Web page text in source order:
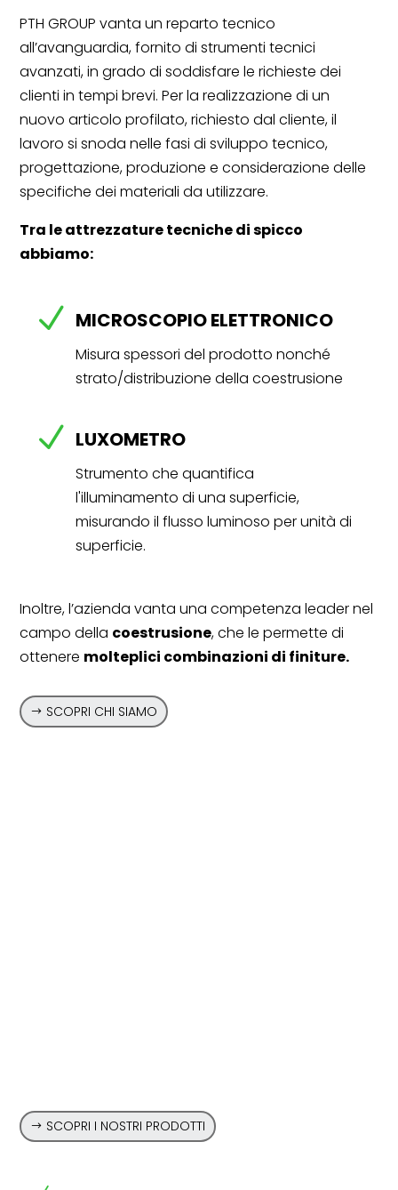
PTH GROUP vanta un reparto tecnico
all’avanguardia, fornito di strumenti tecnici
avanzati, in grado di soddisfare le richieste dei
clienti in tempi brevi. Per la realizzazione di un
nuovo articolo profilato, richiesto dal cliente, il
lavoro si snoda nelle fasi di sviluppo tecnico,
progettazione, produzione e considerazione delle
specifiche dei materiali da utilizzare.
Tra le attrezzature tecniche di spicco
abbiamo:
N MICROSCOPIO ELETTRONICO
Misura spessori del prodotto nonché
strato/distribuzione della coestrusione
N LUXOMETRO
Strumento che quantifica
l'illuminamento di una superficie,
misurando il flusso luminoso per unità di
superficie.
Inoltre, l’azienda vanta una competenza leader nel
campo della coestrusione, che le permette di
ottenere molteplici combinazioni di finiture.
SCOPRI CHI SIAMO
SCOPRI I NOSTRI PRODOTTI